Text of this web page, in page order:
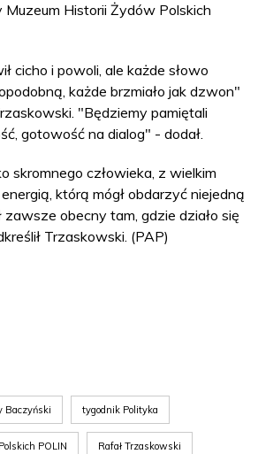
Historii Żydów Polskich
cicho i powoli, ale każde słowo
każde brzmiało jak dzwon"
"Będziemy pamiętali
gotowość na dialog" - dodał.
skromnego człowieka, z wielkim
którą mógł obdarzyć niejedną
zawsze obecny tam, gdzie działo się
Trzaskowski. (PAP)
Baczyński tygodnik Polityka
POLIN Rafał Trzaskowski